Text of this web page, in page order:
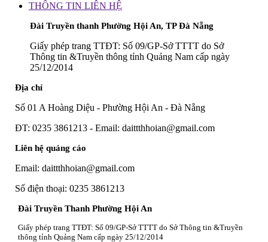
THÔNG TIN LIÊN HỆ
Đài Truyền thanh Phường Hội An, TP Đà Nẵng
Giấy phép trang TTĐT: Số 09/GP-Sở TTTT do Sở
Thông tin &Truyền thông tỉnh Quảng Nam cấp ngày
25/12/2014
Địa chỉ
Số 01 A Hoàng Diệu - Phường Hội An - Đà Nẵng
ĐT: 0235 3861213 - Email: daittthhoian@gmail.com
Liên hệ quảng cáo
Email: daittthhoian@gmail.com
Số điện thoại: 0235 3861213
Đài Truyền Thanh Phường Hội An
Giấy phép trang TTĐT: Số 09/GP-Sở TTTT do Sở Thông tin &Truyền
thông tỉnh Quảng Nam cấp ngày 25/12/2014